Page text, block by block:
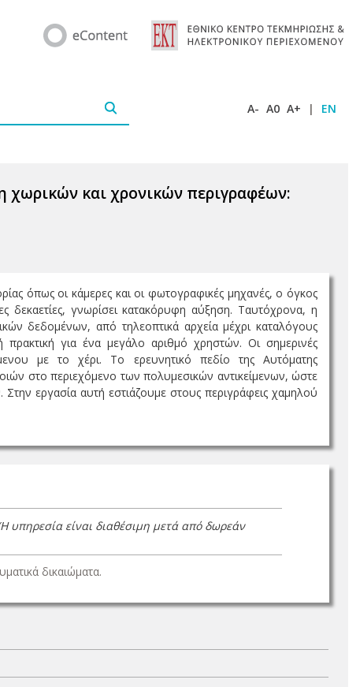
A- A0 A+ | EN
και χρονικών περιγραφέων:
όπως οι κάμερες και οι φωτογραφικές μηχανές, ο όγκος
δεκαετίες, γνωρίσει κατακόρυφη αύξηση. Ταυτόχρονα, η
δεδομένων, από τηλεοπτικά αρχεία μέχρι καταλόγους
για ένα μεγάλο αριθμό χρηστών. Οι σημερινές
με το χέρι. Το ερευνητικό πεδίο της Αυτόματης
στο περιεχόμενο των πολυμεσικών αντικείμενων, ώστε
εργασία αυτή εστιάζουμε στους περιγράφεις χαμηλού
υπηρεσία είναι διαθέσιμη μετά από δωρεάν
δικαιώματα.